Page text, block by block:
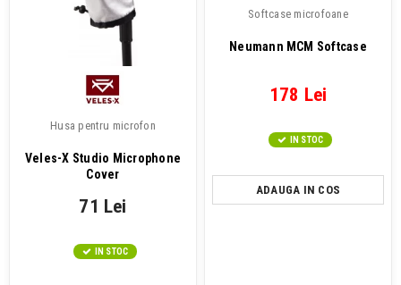
Husa pentru microfon
Veles-X Studio Microphone
Cover
71 Lei
IN STOC
Softcase microfoane
Neumann MCM Softcase
178 Lei
IN STOC
ADAUGA IN COS